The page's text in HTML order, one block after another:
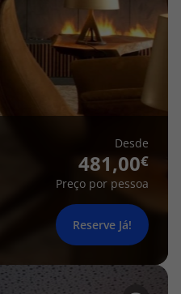
Desde
481,00
Preço por pessoa
Reserve Já!